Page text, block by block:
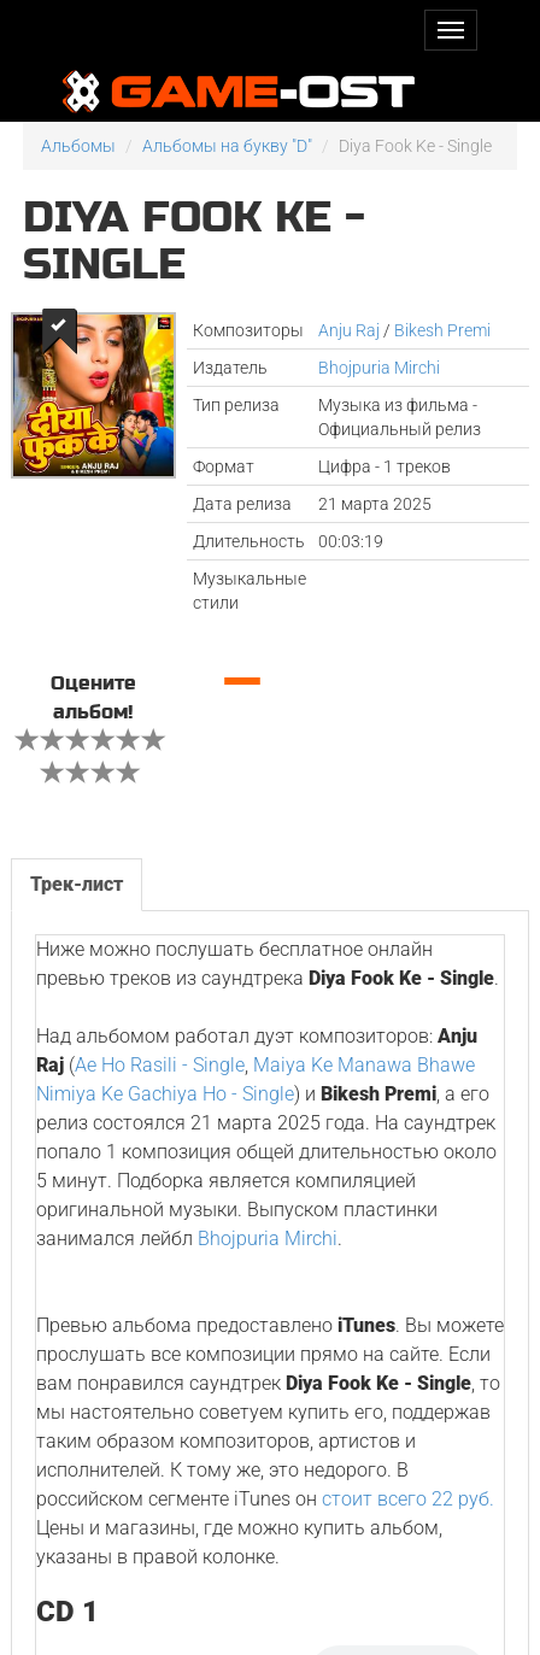
Альбомы Альбомы на букву "D" Diya Fook Ke - Single
DIYA FOOK KE -
SINGLE
Композиторы Anju Raj / Bikesh Premi
Издатель
Bhojpuria Mirchi
Тип релиза
Музыка из фильма -
Официальный релиз
Формат
Цифра - 1 треков
Дата релиза
21 марта 2025
Длительность
00:03:19
Музыкальные
стили
Оцените
альбом!
—
Трек-лист
Ниже можно послушать бесплатное онлайн
превью треков из саундтрека Diya Fook Ke - Single.
Над альбомом работал дуэт композиторов: Anju
Raj(Ae Ho Rasili - Single, Maiya Ke Manawa Bhawe
Nimiya Ke Gachiya Ho - Single) и Bikesh Premi, а его
релиз состоялся 21 марта 2025 года. На саундтрек
попало 1 композиция общей длительностью около
5 минут. Подборка является компиляцией
оригинальной музыки. Выпуском пластинки
занимался лейбл Bhojpuria Mirchi.
Превью альбома предоставлено iTunes. Вы можете
прослушать все композиции прямо на сайте. Если
вам понравился саундтрек Diya Fook Ke - Single, то
мы настоятельно советуем купить его, поддержав
таким образом композиторов, артистов и
исполнителей. К тому же, это недорого. В
российском сегменте iTunes он стоит всего 22 руб.
Цены и магазины, где можно купить альбом,
указаны в правой колонке.
CD 1